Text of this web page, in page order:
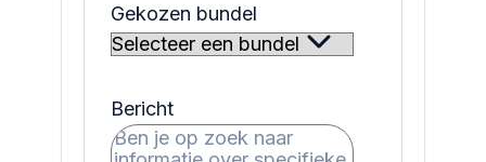
Gekozen bundel
Bericht